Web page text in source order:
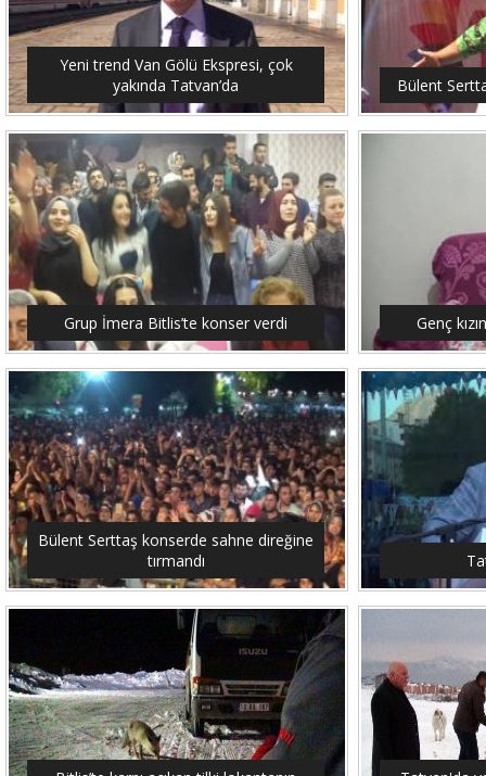
Yeni trend Van Gölü Ekspresi, çok
yakında Tatvan’da
Bülent
Grup İmera Bitlis’te konser verdi Genç
Bülent Serttaş konserde sahne direğine
tırmandı